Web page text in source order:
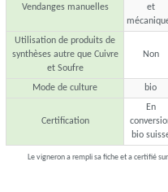
Vendanges manuelles
et
Utilisation de produits de
synthèses autre que Cuivre
et Soufre
Non
Mode de culture bio
Certification
En
bio
Le vigneron a rempli sa fiche et a certifié